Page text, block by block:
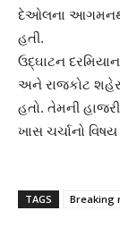
દેઓલના આગમનથી
હતી.
ઉદ્ઘાટન
અને રાજકોટ
હતો. તેમની
ખાસ ચર્ચાનો
TAGS Breaking